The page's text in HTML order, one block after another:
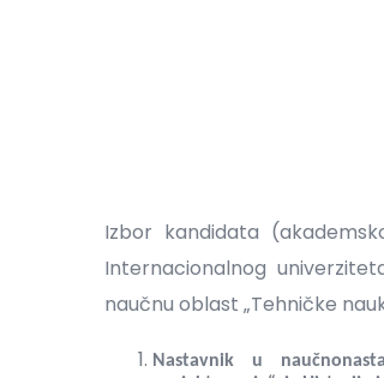
Izbor kandidata
Internacionalnog
naučnu oblast „Tehničke
Nastavnik u